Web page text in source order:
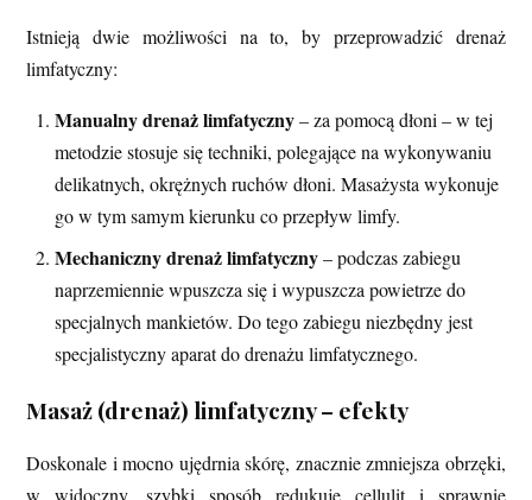
Istnieją dwie możliwości na to, by przeprowadzić drenaż
limfatyczny:
Manualny drenaż limfatyczny– za pomocą dłoni – w tej
metodzie stosuje się techniki, polegające na wykonywaniu
delikatnych, okrężnych ruchów dłoni. Masażysta wykonuje
go w tym samym kierunku co przepływ limfy.
Mechaniczny drenaż limfatyczny– podczas zabiegu
naprzemiennie wpuszcza się i wypuszcza powietrze do
specjalnych mankietów. Do tego zabiegu niezbędny jest
specjalistyczny aparat do drenażu limfatycznego.
Masaż (drenaż) limfatyczny – efekty
Doskonale i mocno ujędrnia skórę, znacznie zmniejsza obrzęki,
w widoczny, szybki sposób redukuje cellulit i sprawnie